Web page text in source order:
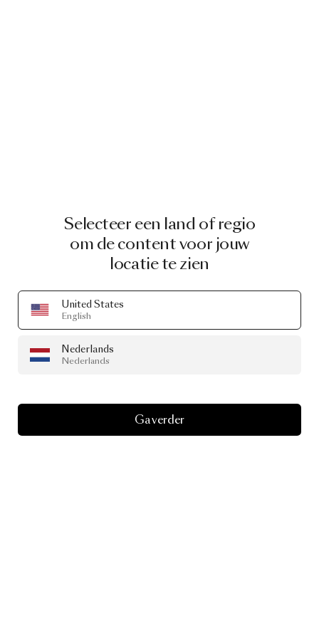
Selecteer een land of regio
om de content voor jouw
locatie te zien
United States
English
Nederlands
Nederlands
Ga verder